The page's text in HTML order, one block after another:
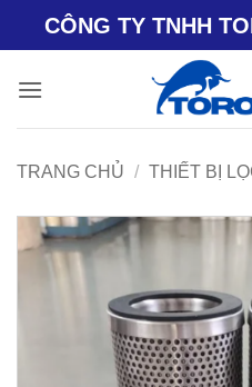
dung
CÔNG TY TNHH
TRANG CHỦ / THIẾT BỊ